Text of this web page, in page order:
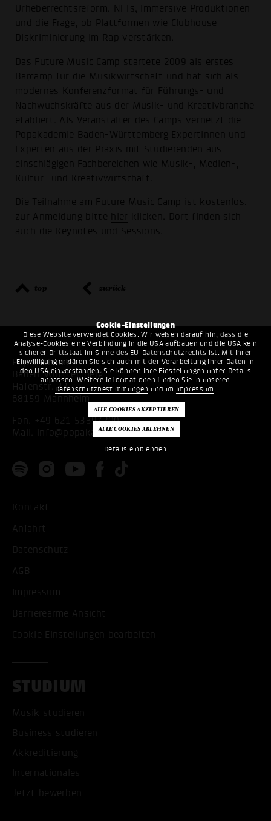
Cookie-Einstellungen
Diese Website verwendet Cookies. Wir weisen darauf hin, dass die
Analyse-Cookies eine Verbindung in die USA aufbauen und die USA kein
sicherer Drittstaat im Sinne des EU-Datenschutzrechts ist. Mit Ihrer
Einwilligung erklären Sie sich auch mit der Verarbeitung Ihrer Daten in
den USA einverstanden. Sie können Ihre Einstellungen unter Details
anpassen. Weitere Informationen finden Sie in unseren
Datenschutzbestimmungen und im Impressum .
Details einblenden
Urheberrechtsreform, NFTs, Immersive Produktionen
und die Frage, ob Plattformen wie Clubhouse
Diskriminierung im Rap verstärken.
Das Future Music Camp startete 2009 als erstes
Barcamp für die Musikwirtschaft und hat sich als
modernes Konferenzformat für Führungs- und
Nachwuchskräfte aus der Musik- und Kreativbranche
etabliert. Als Veranstalter des Camps vernetzt die
Popakademie Baden-Württemberg Expertinnen und
Experten aus der Praxis mit Studierenden aus
einschlägigen Fachbereichen wie Musik-, Medien-,
Kultur- und Kreativwirtschaft.
Die Teilnahme am Future Music Camp ist kostenlos,
zur Anmeldung bitte hier klicken. Dort finden sich
auch die Keynotes und Sessions.
top zurück
Popakademie
Baden-Württemberg
Hafenstr. 33
68159 Mannheim
Fon:
+49 621 53397200
Mail:
info@popakademie.de
Kontakt
Anfahrt
Datenschutz
AGB
Impressum
Barrierearme Ansicht
Cookie Einstellungen bearbeiten
STUDIUM
Musik studieren
Business studieren
Akkreditierung
Internationales
Jetzt bewerben